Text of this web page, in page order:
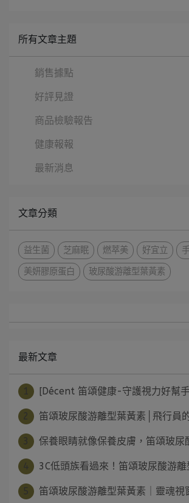
所有文章主題
銷售據點
好評見證
商品檢驗報告
健康報報
最新消息
文章分類
益生菌 芝麻眠 燃萃美 好宜立
美妍膠原蛋白 玻尿酸游離型葉黃素
最新文章
[Décent 笛頌健康-守護視力好幫
笛頌玻尿酸游離型葉黃素│飛行員
保養眼睛就像保養皮膚，笛頌玻
3C低頭族看過來！笛頌玻尿酸游
笛頌玻尿酸游離型葉黃素｜靈魂